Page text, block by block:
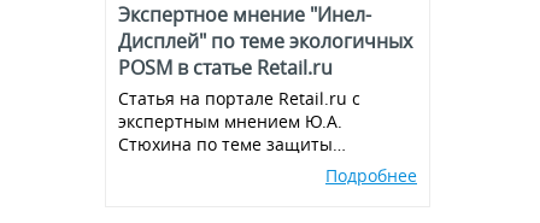
Экспертное мнение "Инел-
Дисплей" по теме экологичных
POSM в статье Retail.ru
Статья на портале Retail.ru с
экспертным мнением Ю.А.
Стюхина по теме защиты
окружающей среды, производства
Подробнее